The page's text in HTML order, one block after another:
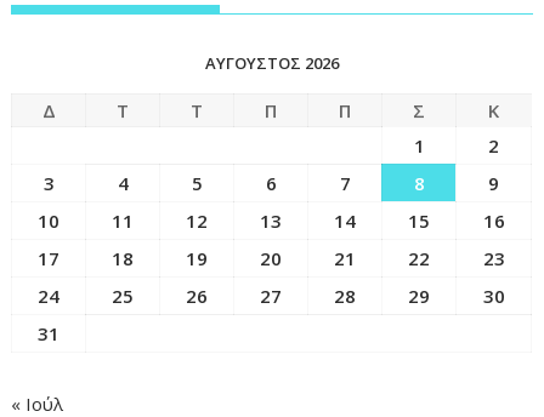
ΑΎΓΟΥΣΤΟΣ 2026
Δ Τ Τ Π Π Σ
Κ
1
2
3
4 5 6 7 8
9
10
11 12 13 14 15
16
17
18 19 20 21 22
23
24
25 26 27 28 29
30
31
« Ιούλ